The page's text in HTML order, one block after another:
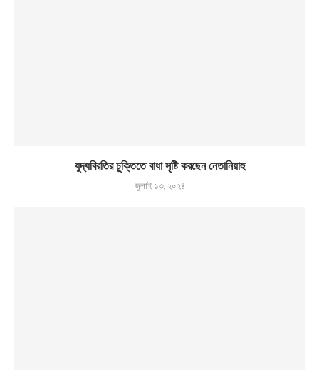
যুদ্ধবিরতির চুক্তিতে বাধা সৃষ্টি করছেন নেতানিয়াহু
জুলাই ১৩, ২০২৪